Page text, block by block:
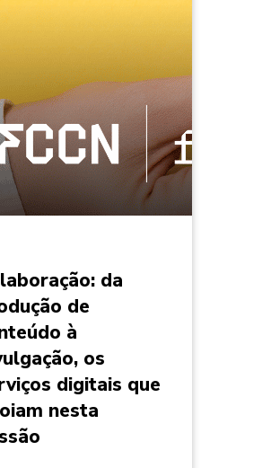
da
de
à
os
digitais que
nesta